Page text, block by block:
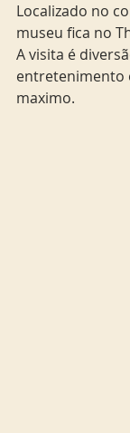
Localizado no
museu fica no
A visita é
entretenimento
maximo.